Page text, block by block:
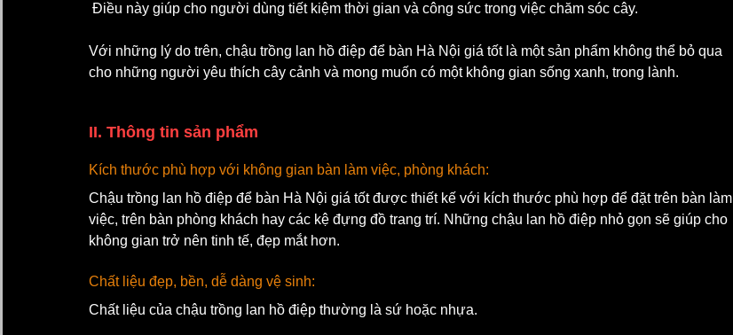
Điều này giúp cho người dùng tiết kiệm thời gian và công sức trong việc chăm sóc cây.
Với những lý do trên, chậu trồng lan hồ điệp để bàn Hà Nội giá tốt là một sản phẩm không thể bỏ qua
cho những người yêu thích cây cảnh và mong muốn có một không gian sống xanh, trong lành.
II. Thông tin sản phẩm
Kích thước phù hợp với không gian bàn làm việc, phòng khách:
Chậu trồng lan hồ điệp để bàn Hà Nội giá tốt được thiết kế với kích thước phù hợp để đặt trên bàn làm
việc, trên bàn phòng khách hay các kệ đựng đồ trang trí. Những chậu lan hồ điệp nhỏ gọn sẽ giúp cho
không gian trở nên tinh tế, đẹp mắt hơn.
Chất liệu đẹp, bền, dễ dàng vệ sinh:
Chất liệu của chậu trồng lan hồ điệp thường là sứ hoặc nhựa.